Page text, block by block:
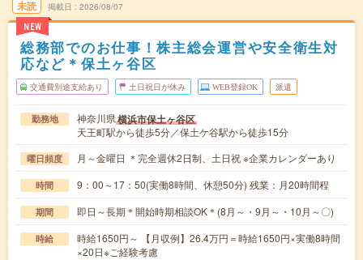
未読
NEW
掲載日 2026/08/07
総務部でのお仕事！株主総会運営や安全衛生対
応など＊保土ヶ谷区
交通費別途支給あり 土日祝日が休み WEB登録OK 派遣
勤務地 神奈川県横浜市保土ヶ谷区
天王町駅から徒歩5分／保土ケ谷駅から徒歩15分
曜日頻度 月～金曜日 ＊完全週休2日制、土日祝 ※企業カレンダーあり
時間 9：00～17：50(実働8時間、休憩50分) 残業：月20時間程
期間 即日～長期＊開始時期相談OK＊(8月～・9月～・10月～〇)
時給
時給1650円～ 【月収例】26.4万円＝時給1650円×実働8時間
×20日※ご経験考慮